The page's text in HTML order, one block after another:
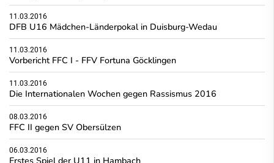
11.03.2016
DFB U16 Mädchen-Länderpokal in Duisburg-Wedau
11.03.2016
Vorbericht FFC I - FFV Fortuna Göcklingen
11.03.2016
Die Internationalen Wochen gegen Rassismus 2016
08.03.2016
FFC II gegen SV Obersülzen
06.03.2016
Erstes Spiel der U11 in Hambach